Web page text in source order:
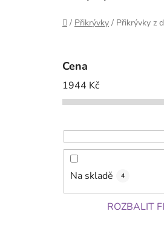
Domů
/ Přikrývky / Přikrývky z
Cena
1944 Kč
Na skladě 4
ROZBALIT